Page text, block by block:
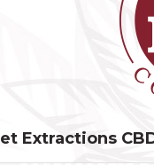
Extractions